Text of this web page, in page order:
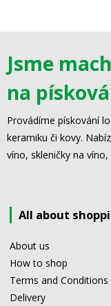
Jsme
na
Provádíme pískování
keramiku či kovy.
víno, skleničky na víno,
All about
About us
How to shop
Terms and Conditions
Delivery